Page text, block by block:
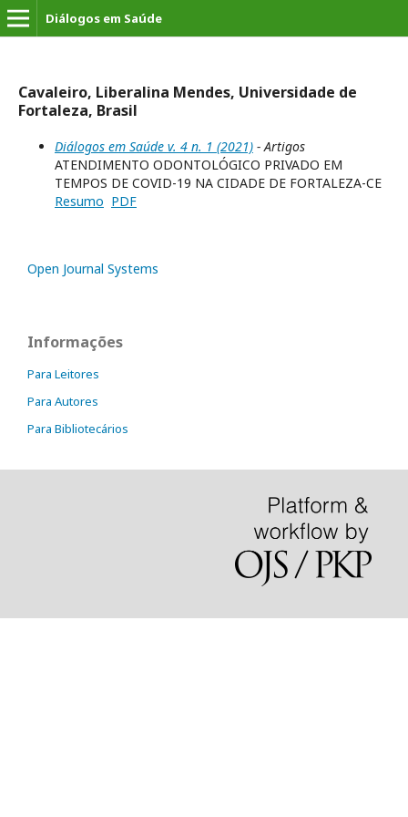
Diálogos em Saúde
Cavaleiro, Liberalina Mendes, Universidade de
Fortaleza, Brasil
Diálogos em Saúde v. 4 n. 1 (2021) - Artigos
ATENDIMENTO ODONTOLÓGICO PRIVADO EM
TEMPOS DE COVID-19 NA CIDADE DE FORTALEZA-CE
Resumo PDF
Open Journal Systems
Informações
Para Leitores
Para Autores
Para Bibliotecários